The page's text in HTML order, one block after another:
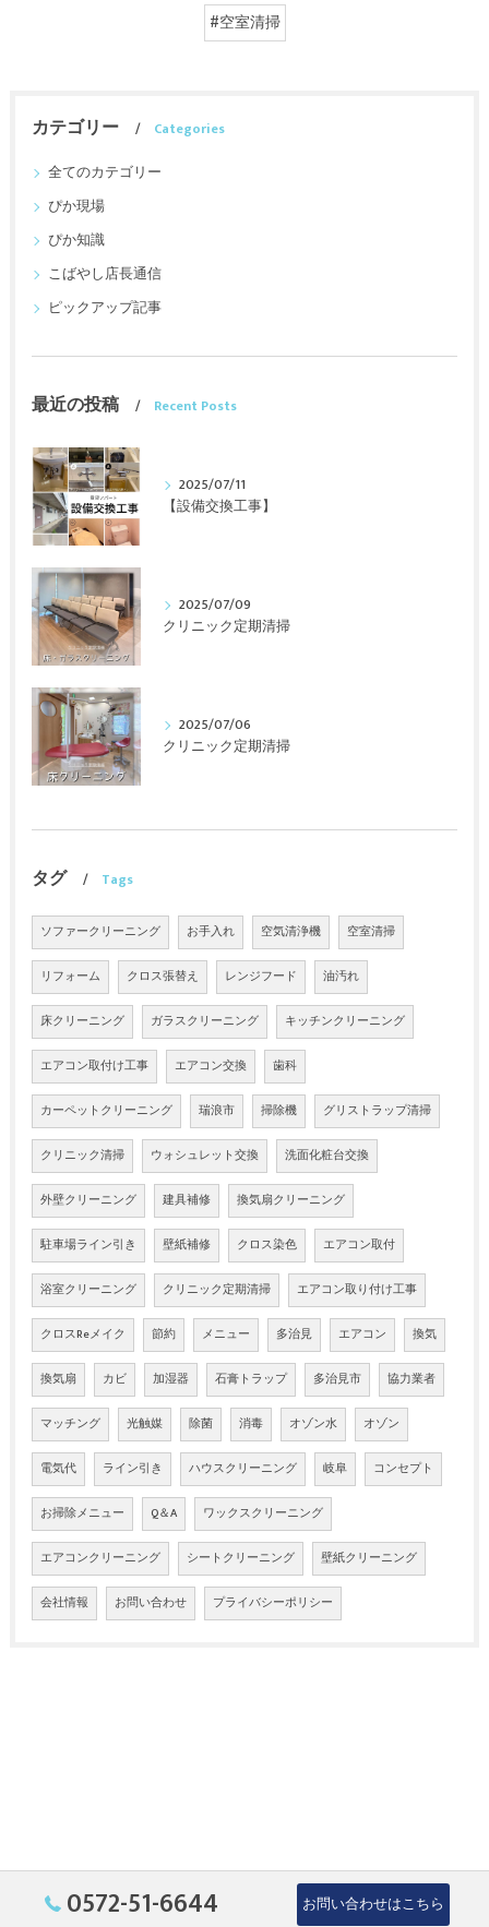
#空室清掃
カテゴリー
Categories
全てのカテゴリー
ぴか現場
ぴか知識
こばやし店長通信
ピックアップ記事
最近の投稿 Recent Posts
2025/07/11
【設備交換工事】
2025/07/09
クリニック定期清掃
2025/07/06
クリニック定期清掃
タグ Tags
ソファークリーニング お手入れ 空気清浄機 空室清掃
リフォーム クロス張替え レンジフード 油汚れ
床クリーニング ガラスクリーニング キッチンクリーニング
エアコン取付け工事 エアコン交換 歯科
カーペットクリーニング 瑞浪市 掃除機 グリストラップ清掃
クリニック清掃 ウォシュレット交換 洗面化粧台交換
外壁クリーニング 建具補修 換気扇クリーニング
駐車場ライン引き 壁紙補修 クロス染色 エアコン取付
浴室クリーニング クリニック定期清掃 エアコン取り付け工事
クロスReメイク 節約 メニュー 多治見 エアコン 換気
換気扇 カビ 加湿器 石膏トラップ 多治見市 協力業者
マッチング 光触媒 除菌 消毒 オゾン水 オゾン
電気代 ライン引き ハウスクリーニング 岐阜 コンセプト
お掃除メニュー Q＆A ワックスクリーニング
エアコンクリーニング シートクリーニング 壁紙クリーニング
会社情報 お問い合わせ プライバシーポリシー
0572-51-6644 お問い合わせはこちら